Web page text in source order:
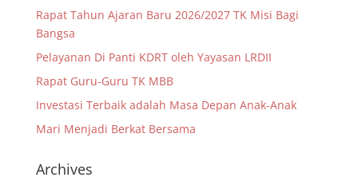
Rapat Tahun Ajaran Baru 2026/2027 TK Misi Bagi
Bangsa
Pelayanan Di Panti KDRT oleh Yayasan LRDII
Rapat Guru-Guru TK MBB
Investasi Terbaik adalah Masa Depan Anak-Anak
Mari Menjadi Berkat Bersama
Archives